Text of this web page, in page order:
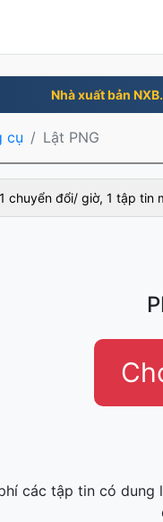
Nhà xuất bản
cụ Lật PNG
1 chuyển đổi/ giờ, 1 tập tin
các tập tin có